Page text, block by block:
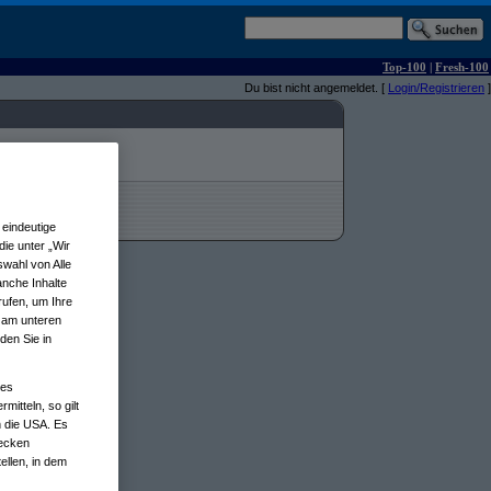
Top-100 | Fresh-100
Du bist nicht angemeldet. [ Login/Registrieren ]
unter „Wir
von Alle
Inhalte
um Ihre
unteren
Sie in
so gilt
die USA. Es
in dem